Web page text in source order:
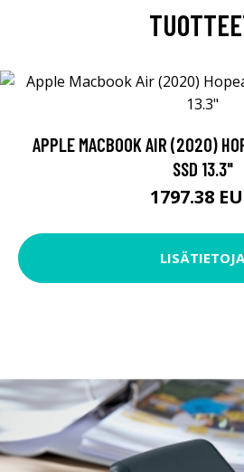
APPLE MACBOOK AIR (2020)
SSD 13.3"
1797.38
LISÄTIETOJA